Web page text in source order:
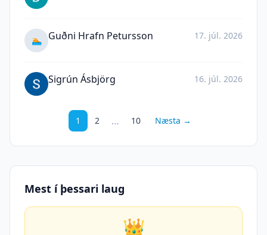
🏊 Guðni Hrafn Petursson 17. júl. 2026
Sigrún Ásbjörg 16. júl. 2026
1 2 … 10 Næsta →
Mest í þessari laug
👑